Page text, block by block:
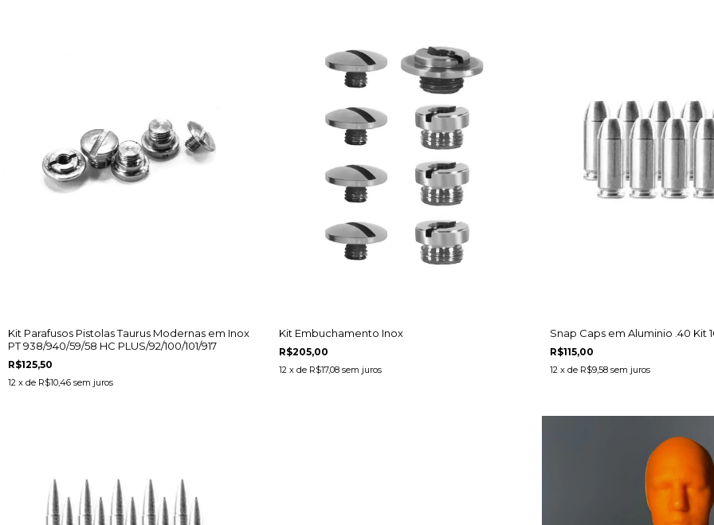
Kit Parafusos Pistolas Taurus Modernas em Inox
PT 938/940/59/58 HC PLUS/92/100/101/917
R$125,50
12 x de R$10,46 sem juros
Kit Embuchamento Inox
R$205,00
12 x de R$17,08 sem juros
Snap Caps em Aluminio .40 Kit
R$115,00
12 x de R$9,58 sem juros